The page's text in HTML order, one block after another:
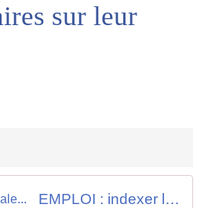
sur leur
EMPLOI : indexer les salaires sur leur utilité sociale...